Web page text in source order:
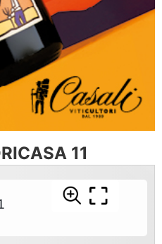
11